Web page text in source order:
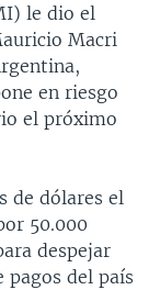
le dio el
Macri
en riesgo
el próximo
de dólares el
50.000
despejar
pagos del país